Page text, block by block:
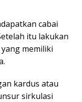
cabai
itu lakukan
memiliki
kardus atau
sirkulasi